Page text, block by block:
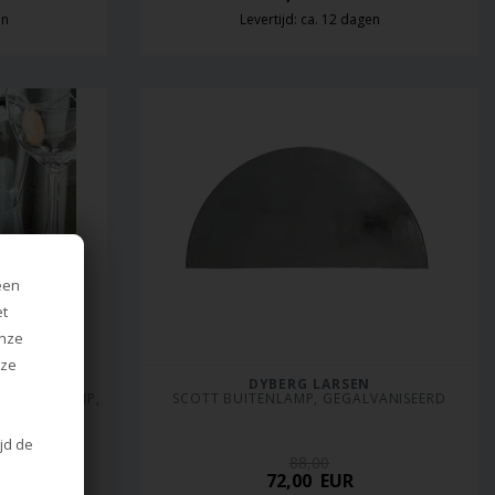
de
Levertijd: ca. 12 dagen
/ TAFELLAMP,
DYBERG LARSEN
SCOTT BUITENLAMP, GEGALVANISEERD
72,00EUR